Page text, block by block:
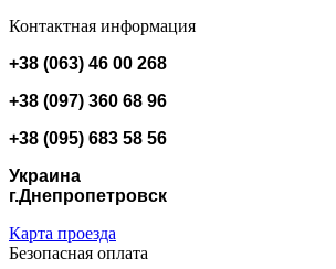
Контактная информация
+38 (063) 46 00 268
+38 (097) 360 68 96
+38 (095) 683 58 56
Украина
г.Днепропетровск
Карта проезда
Безопасная оплата